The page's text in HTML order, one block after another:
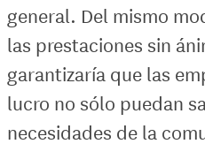
general. Del mismo
las prestaciones sin
garantizaría que las
lucro no sólo puedan
necesidades de la